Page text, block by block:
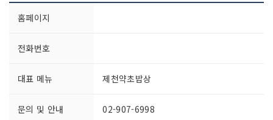
홈페이지
전화번호
대표 메뉴 제천약초밥상
문의 및 안내 02-907-6998